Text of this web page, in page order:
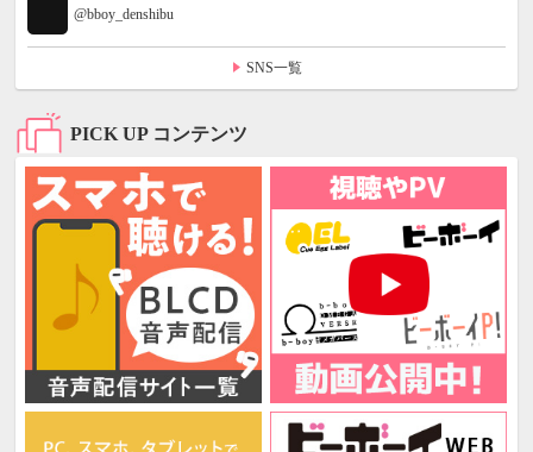
@bboy_denshibu
SNS一覧
PICK UP コンテンツ